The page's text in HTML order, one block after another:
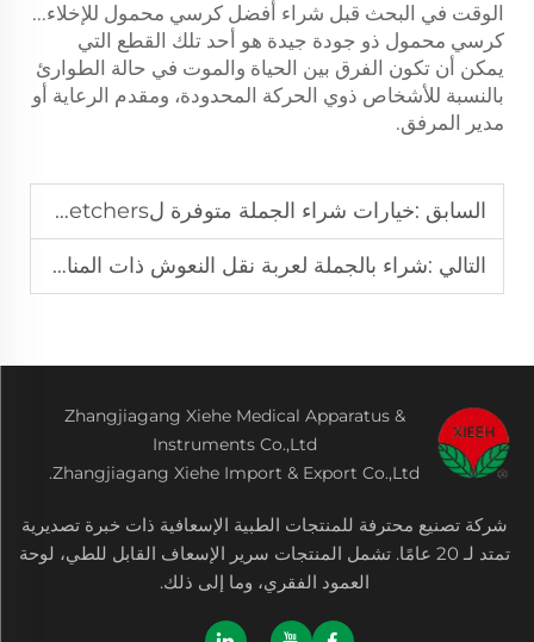
الوقت في البحث قبل شراء أفضل كرسي محمول للإخلاء...
كرسي محمول ذو جودة جيدة هو أحد تلك القطع التي
يمكن أن تكون الفرق بين الحياة والموت في حالة الطوارئ
بالنسبة للأشخاص ذوي الحركة المحدودة، ومقدم الرعاية أو
مدير المرفق.
السابق :خيارات شراء الجملة متوفرة لStretchers شفط ذات جودة عالية
التالي :شراء بالجملة لعربة نقل النعوش ذات المناورة السهلة لمكاتب الجنائز
Zhangjiagang Xiehe Medical Apparatus &
Instruments Co.,Ltd
Zhangjiagang Xiehe Import & Export Co.,Ltd.
شركة تصنيع محترفة للمنتجات الطبية الإسعافية ذات خبرة تصديرية
تمتد لـ 20 عامًا. تشمل المنتجات سرير الإسعاف القابل للطي، لوحة
العمود الفقري، وما إلى ذلك.